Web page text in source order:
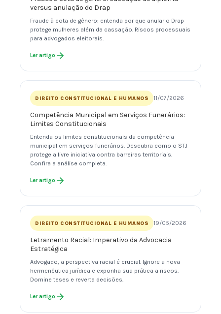
versus anulação do Drap
Fraude à cota de gênero: entenda por que anular o Drap
protege mulheres além da cassação. Riscos processuais
para advogados eleitorais.
Ler artigo
DIREITO CONSTITUCIONAL E HUMANOS 11/07/2026
Competência Municipal em Serviços Funerários:
Limites Constitucionais
Entenda os limites constitucionais da competência
municipal em serviços funerários. Descubra como o STJ
protege a livre iniciativa contra barreiras territoriais.
Confira a análise completa.
Ler artigo
DIREITO CONSTITUCIONAL E HUMANOS 19/05/2026
Letramento Racial: Imperativo da Advocacia
Estratégica
Advogado, a perspectiva racial é crucial. Ignore a nova
hermenêutica jurídica e exponha sua prática a riscos.
Domine teses e reverta decisões.
Ler artigo